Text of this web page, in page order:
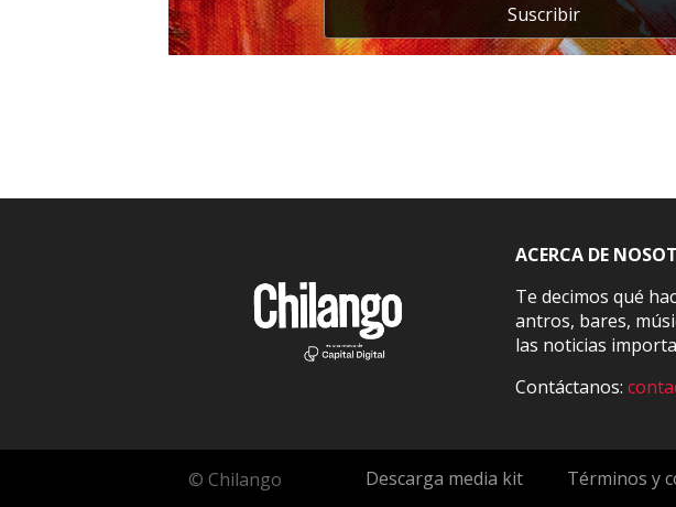
Suscribir
ACERCA DE
Te decimos qué
antros, bares,
las noticias
Contáctanos:
© Chilango Descarga media kit Términos y